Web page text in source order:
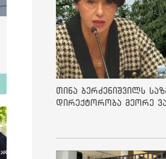
თინა ბერძენიშვილს
დირექტორობა მეორე